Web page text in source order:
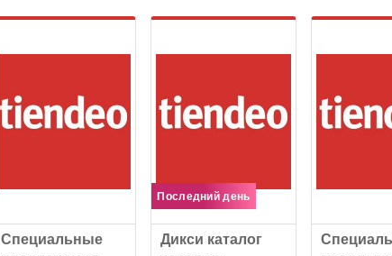
Специальные
Последний день
Дикси каталог